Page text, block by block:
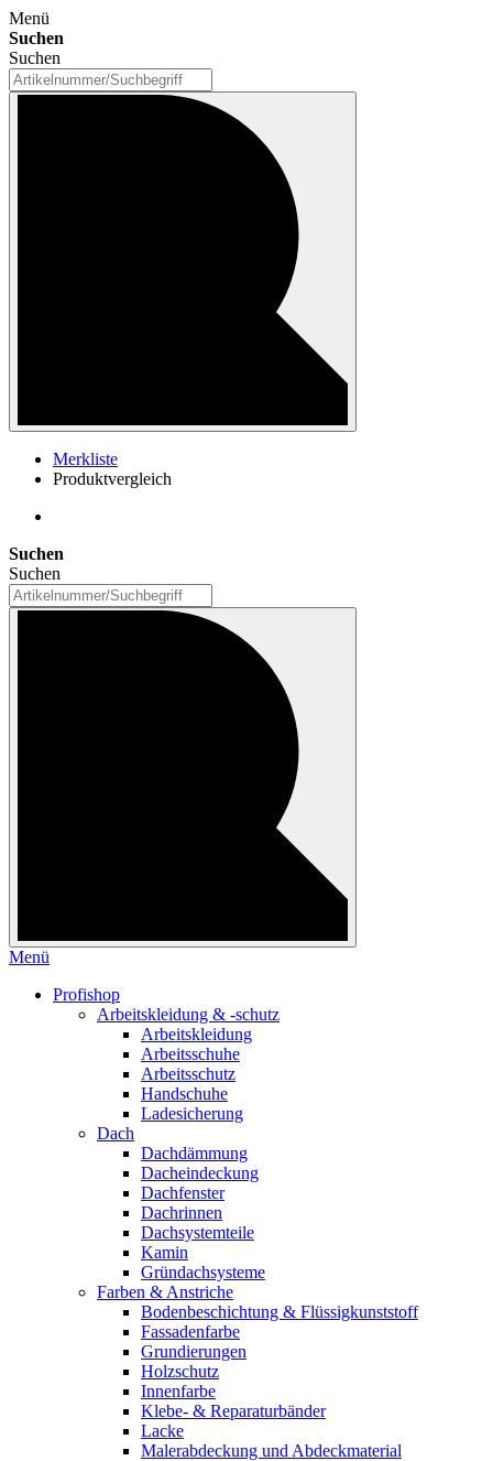
Menü
Suchen
Suchen
Merkliste
Produktvergleich
Suchen
Suchen
Menü
Profishop
Arbeitskleidung & -schutz
Arbeitskleidung
Arbeitsschuhe
Arbeitsschutz
Handschuhe
Ladesicherung
Dach
Dachdämmung
Dacheindeckung
Dachfenster
Dachrinnen
Dachsystemteile
Kamin
Gründachsysteme
Farben & Anstriche
Bodenbeschichtung & Flüssigkunststoff
Fassadenfarbe
Grundierungen
Holzschutz
Innenfarbe
Klebe- & Reparaturbänder
Lacke
Malerabdeckung und Abdeckmaterial